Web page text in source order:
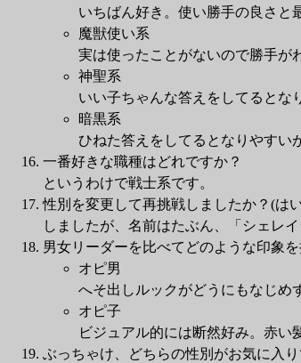
いちばん好き。使い勝手の良さと
魔獣使い系
実は使ったことがないので勝手が
神聖系
いい子ちゃんな答えをしてるとな
暗黒系
ひねた答えをしてるとなりやすい
一番好きな職種はどれですか？
というわけで戦士系です。
性別を変更して再挑戦しましたか？(は
しましたが、名前はたぶん、「シェレ
男女リーダーを比べてどのような印象
オピ男
へそ出しルックがどうにもなじめ
オピ子
ビジュアル的には断然好み。赤い
ぶっちゃけ、どちらの性別がお気に入り